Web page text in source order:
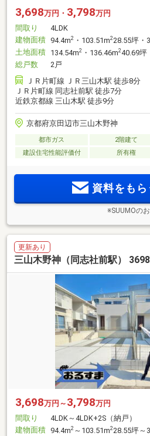
3,698万円・ 3,798万円
間取り
4LDK
建物面積 94.4m2 ・103.51m228.55坪・
土地面積 134.54m2 ・136.46m240.69坪
総戸数
2戸
ＪＲ片町線 ＪＲ三山木駅 徒歩8分
ＪＲ片町線 同志社前駅 徒歩7分
近鉄京都線 三山木駅 徒歩9分
京都府京田辺市三山木野神
都市ガス 2階建て
建設住宅性能評価付
所有権
資料をも
※SUUMOの
更新あり
三山木野神（同志社前駅）
3,698万円～ 3,798万円
間取り
4LDK～4LDK+2S（納戸）
建物面積 94.4m2 ～103.51m228.55坪～